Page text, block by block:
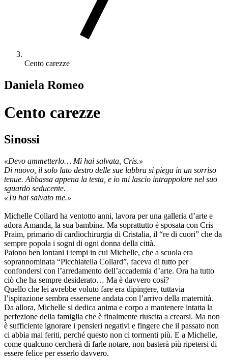
Cento carezze
Daniela Romeo
Cento carezze
Sinossi
«Devo ammetterlo… Mi hai salvata, Cris.»
Di nuovo, il solo lato destro delle sue labbra si piega in un sorriso
tenue. Abbassa appena la testa, e io mi lascio intrappolare nel suo
sguardo seducente.
«Tu hai salvato me.»
Michelle Collard ha ventotto anni, lavora per una galleria d’arte e
adora Amanda, la sua bambina. Ma soprattutto è sposata con Cris
Praim, primario di cardiochirurgia di Cristalia, il “re di cuori” che da
sempre popola i sogni di ogni donna della città.
Paiono ben lontani i tempi in cui Michelle, che a scuola era
soprannominata “Picchiatella Collard”, faceva di tutto per
confondersi con l’arredamento dell’accademia d’arte. Ora ha tutto
ciò che ha sempre desiderato… Ma è davvero così?
Quello che lei avrebbe voluto fare era dipingere, tuttavia
l’ispirazione sembra essersene andata con l’arrivo della maternità.
Da allora, Michelle si dedica anima e corpo a mantenere intatta la
perfezione della famiglia che è finalmente riuscita a crearsi. Ma non
è sufficiente ignorare i pensieri negativi e fingere che il passato non
ci abbia mai feriti, perché questo non ci tormenti più. E a Michelle,
come qualcuno cercherà di farle notare, non basterà più ripetersi di
essere felice per esserlo davvero.